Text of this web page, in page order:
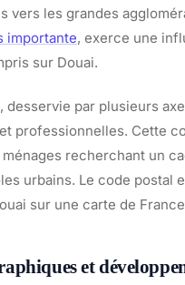
vers les grandes
importante, exerce une
sur Douai.
desservie par plusieurs
professionnelles. Cette
recherchant un
urbains. Le code
sur une carte de
et